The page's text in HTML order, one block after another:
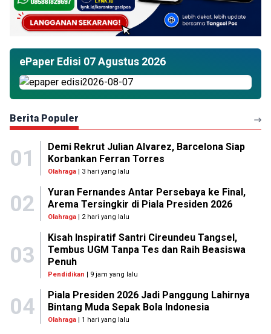
ePaper Edisi 07 Agustus 2026
Berita Populer
01
Demi Rekrut Julian Alvarez, Barcelona Siap
Korbankan Ferran Torres
Olahraga| 3 hari yang lalu
02
Yuran Fernandes Antar Persebaya ke Final,
Arema Tersingkir di Piala Presiden 2026
Olahraga| 2 hari yang lalu
03
Kisah Inspiratif Santri Cireundeu Tangsel,
Tembus UGM Tanpa Tes dan Raih Beasiswa
Penuh
Pendidikan | 9 jam yang lalu
04
Piala Presiden 2026 Jadi Panggung Lahirnya
Bintang Muda Sepak Bola Indonesia
Olahraga| 1 hari yang lalu